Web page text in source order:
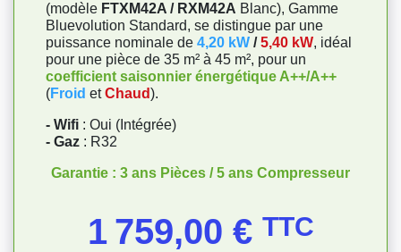
(modèle FTXM42A / RXM42A Blanc), Gamme
Bluevolution Standard, se distingue par une
puissance nominale de 4,20 kW /5,40 kW, idéal
pour une pièce de 35 m² à 45 m², pour un
coefficient saisonnier énergétique A++/A++
(Froid etChaud).
- Wifi : Oui (Intégrée)
- Gaz : R32
Garantie : 3 ans Pièces / 5 ans Compresseur
1 759,00 € TTC